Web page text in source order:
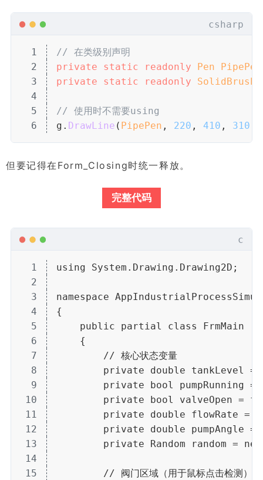
csharp
1
// 在类级别声明
2
private static readonly Pen PipePen
3
private static readonly SolidBrush
4
5
// 使用时不需要using
6
g. DrawLine ( PipePen , 220 , 410 , 310
但要记得在Form_Closing时统一释放。
完整代码
c
1
using System.Drawing.Drawing2D;
2
3
namespace
4
{
5
public partial class FrmMain :
6
{
7
// 核心状态变量
8
private double tankLevel =
9
private bool pumpRunning =
10
private bool valveOpen =
11
private double flowRate =
12
private double pumpAngle =
13
private Random random = new
14
15
// 阀门区域（用于鼠标点击检测）